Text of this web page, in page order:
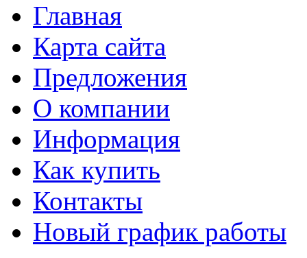
Главная
Карта сайта
Предложения
О компании
Информация
Как купить
Контакты
Новый график работы